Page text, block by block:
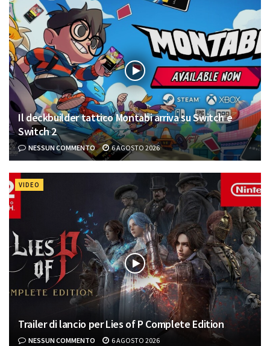
Il deckbuilder tattico Montabi arriva su Switch e
Switch 2
NESSUN COMMENTO 6 AGOSTO 2026
VIDEO
Trailer di lancio per Lies of P Complete Edition
NESSUN COMMENTO 6 AGOSTO 2026